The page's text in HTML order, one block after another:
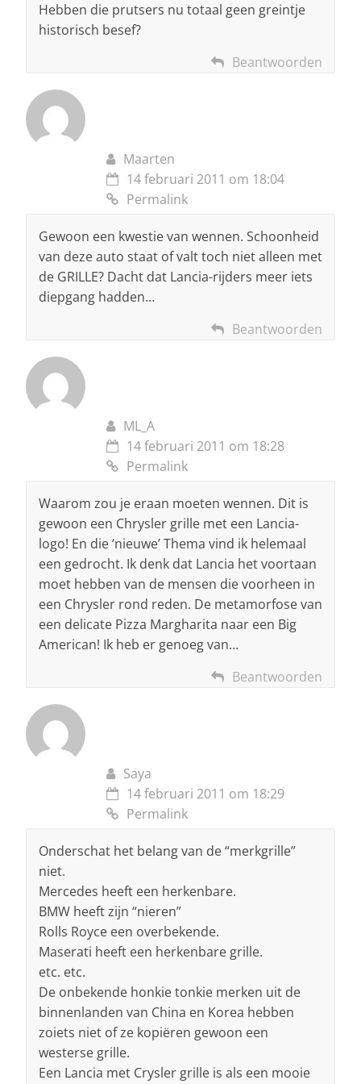
Hebben die prutsers nu totaal geen greintje
historisch besef?
Beantwoorden
Maarten
14 februari 2011 om 18:04
Permalink
Gewoon een kwestie van wennen. Schoonheid
van deze auto staat of valt toch niet alleen met
de GRILLE? Dacht dat Lancia-rijders meer iets
diepgang hadden…
Beantwoorden
ML_A
14 februari 2011 om 18:28
Permalink
Waarom zou je eraan moeten wennen. Dit is
gewoon een Chrysler grille met een Lancia-
logo! En die ‘nieuwe’ Thema vind ik helemaal
een gedrocht. Ik denk dat Lancia het voortaan
moet hebben van de mensen die voorheen in
een Chrysler rond reden. De metamorfose van
een delicate Pizza Margharita naar een Big
American! Ik heb er genoeg van…
Beantwoorden
Saya
14 februari 2011 om 18:29
Permalink
Onderschat het belang van de “merkgrille”
niet.
Mercedes heeft een herkenbare.
BMW heeft zijn “nieren”
Rolls Royce een overbekende.
Maserati heeft een herkenbare grille.
etc. etc.
De onbekende honkie tonkie merken uit de
binnenlanden van China en Korea hebben
zoiets niet of ze kopiëren gewoon een
westerse grille.
Een Lancia met Crysler grille is als een mooie